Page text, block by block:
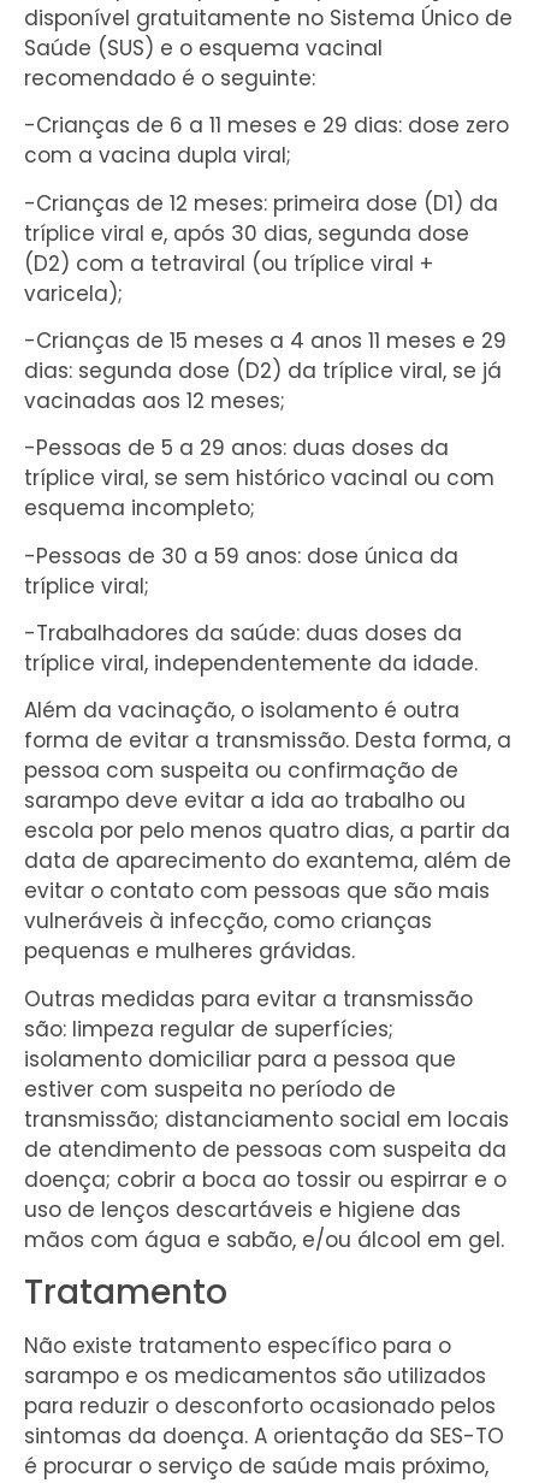
disponível gratuitamente no Sistema Único de
Saúde (SUS) e o esquema vacinal
recomendado é o seguinte:
-Crianças de 6 a 11 meses e 29 dias: dose zero
com a vacina dupla viral;
-Crianças de 12 meses: primeira dose (D1) da
tríplice viral e, após 30 dias, segunda dose
(D2) com a tetraviral (ou tríplice viral +
varicela);
-Crianças de 15 meses a 4 anos 11 meses e 29
dias: segunda dose (D2) da tríplice viral, se já
vacinadas aos 12 meses;
-Pessoas de 5 a 29 anos: duas doses da
tríplice viral, se sem histórico vacinal ou com
esquema incompleto;
-Pessoas de 30 a 59 anos: dose única da
tríplice viral;
-Trabalhadores da saúde: duas doses da
tríplice viral, independentemente da idade.
Além da vacinação, o isolamento é outra
forma de evitar a transmissão. Desta forma, a
pessoa com suspeita ou confirmação de
sarampo deve evitar a ida ao trabalho ou
escola por pelo menos quatro dias, a partir da
data de aparecimento do exantema, além de
evitar o contato com pessoas que são mais
vulneráveis à infecção, como crianças
pequenas e mulheres grávidas.
Outras medidas para evitar a transmissão
são: limpeza regular de superfícies;
isolamento domiciliar para a pessoa que
estiver com suspeita no período de
transmissão; distanciamento social em locais
de atendimento de pessoas com suspeita da
doença; cobrir a boca ao tossir ou espirrar e o
uso de lenços descartáveis e higiene das
mãos com água e sabão, e/ou álcool em gel.
Tratamento
Não existe tratamento específico para o
sarampo e os medicamentos são utilizados
para reduzir o desconforto ocasionado pelos
sintomas da doença. A orientação da SES-TO
é procurar o serviço de saúde mais próximo,